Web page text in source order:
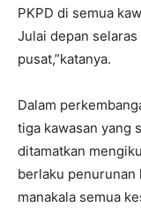
PKPD di semua
Julai depan
pusat,”katanya.
Dalam
tiga kawasan yang
ditamatkan
berlaku penurunan
manakala semua